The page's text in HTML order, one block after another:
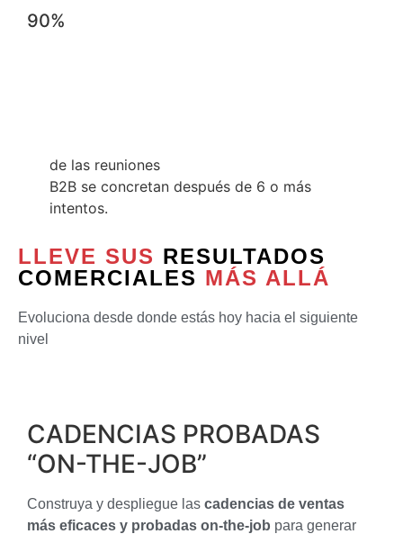
90%
de las reuniones
B2B se concretan después de 6 o más
intentos.
LLEVE SUS RESULTADOS
COMERCIALES MÁS ALLÁ
Evoluciona desde donde estás hoy hacia el siguiente
nivel
CADENCIAS PROBADAS
“ON-THE-JOB”
Construya y despliegue las cadencias de ventas
más eficaces y probadas on-the-job para generar